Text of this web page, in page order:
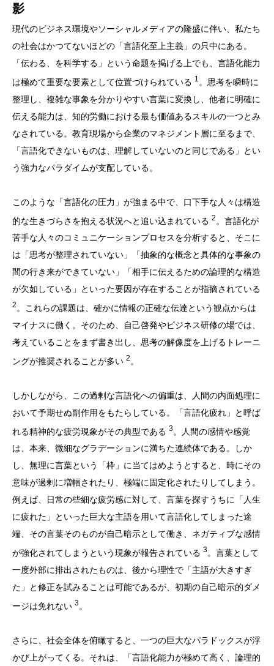
影
現代のビジネス環境やソーシャルメディアの隆盛に伴い、私たち
の社会はかつてないほどの「言語化至上主義」の只中にある。
「伝わる、を科学する」という命題を掲げる上でも、言語化能力
は極めて重要な要素として位置づけられている 1 。思考を瞬時に
整理し、複雑な事象を分かりやすい言葉に変換し、他者に明確に
伝える能力は、知的労働における最も価値あるスキルの一つとみ
なされている。教育現場から企業のマネジメント層に至るまで、
「言語化できないものは、理解していないのと同じである」とい
う強力なパラダイムが支配している。
このような「言語化の圧力」が強まる中で、口下手な人々は構造
的な生きづらさを抱える状況へと追い込まれている 2 。言語化が
苦手な人々のコミュニケーションプロセスを分析すると、そこに
は「思考が整理されていない」「抽象的な概念と具体的な事象の
間の行き来ができていない」「相手に伝えるための論理的な構造
が欠如している」といった要因が存在することが指摘されている
2 。これらの課題は、確かに情報の正確な伝達という観点からは
マイナスに働く。そのため、自己啓発やビジネス研修の場では、
考えていることをまず書き出し、思考の解像度を上げるトレーニ
ングが推奨されることが多い 2 。
しかしながら、この過剰な言語化への偏重は、人間の内面処理に
おいて予期せぬ副作用をもたらしている。「言語化疲れ」と呼ば
れる精神的な疲労現象がその典型である 3。人間の感情や感覚
は、本来、微細なグラデーションに満ちた連続体である。しか
し、無理に言葉という「枠」に当てはめようとすると、時にその
意味が過剰に増幅されたり、極端に固定化されたりしてしまう。
例えば、日常の些細な疲労感に対して、言葉を探すうちに「人生
に疲れた」といった巨大な主語を用いて言語化してしまった途
端、その言葉そのものが自己暗示として働き、ネガティブな感情
が強化されてしまうという現象が報告されている 3。言葉として
一度外部に排出されたものは、後から理性で「主語が大きすぎ
た」と修正を試みることは可能であるが、初期の自己暗示的ダメ
ージは免れない 3。
さらに、社会全体を俯瞰すると、一つの巨大なパラドックスが浮
かび上がってくる。それは、「言語化能力が極めて高く、論理的